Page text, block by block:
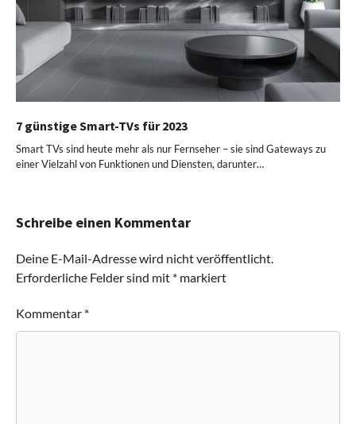
7 günstige Smart-TVs für 2023
Smart TVs sind heute mehr als nur Fernseher – sie sind Gateways zu
einer Vielzahl von Funktionen und Diensten, darunter…
Schreibe einen Kommentar
Deine E-Mail-Adresse wird nicht veröffentlicht.
Erforderliche Felder sind mit * markiert
Kommentar *